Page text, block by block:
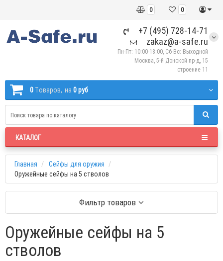
0
0
+7 (495) 728-14-71
zakaz@a-safe.ru
Пн-Пт: 10:00-18:00, Сб-Вс: Выходной
Москва, 5-й Донской пр-д, 15
строение 11
0 Tоваров, на 0 руб
КАТАЛОГ
Главная
Сейфы для оружия
Оружейные сейфы на 5 стволов
Фильтр товаров
Оружейные сейфы на 5
стволов